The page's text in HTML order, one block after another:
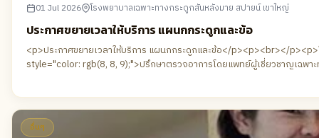
01 Jul 2026 โรงพยาบาลเฉพาะทางกระดูกสันหลังมาย สปายน์ เขาใหญ่
ประกาศขยายเวลาให้บริการ แผนกกระดูกและข้อ
<p>ประกาศขยายเวลาให้บริการ แผนกกระดูกและข้อ</p><p><br></
style="color: rgb(8, 8, 9);">ปรึกษาตรวจอาการโดยแพทย์ผู้เชี่ยวชาญเฉพา
อื่นๆ